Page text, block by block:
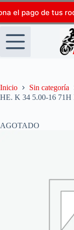
el pago de tus
Inicio
Sin categoría
HE. K 34 5.00-16
AGOTADO